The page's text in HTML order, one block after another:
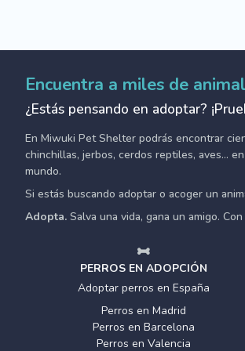
Encuentra a miles de
¿Estás pensando en adoptar?
En Miwuki Pet Shelter podrás encontrar
chinchillas, jerbos, cerdos reptiles, aves...
mundo.
Si estás buscando adoptar o acoger un
Adopta. Salva una vida, gana un amigo.
PERROS EN ADOPCIÓN
Adoptar perros en España
Perros en Madrid
Perros en Barcelona
Perros en Valencia